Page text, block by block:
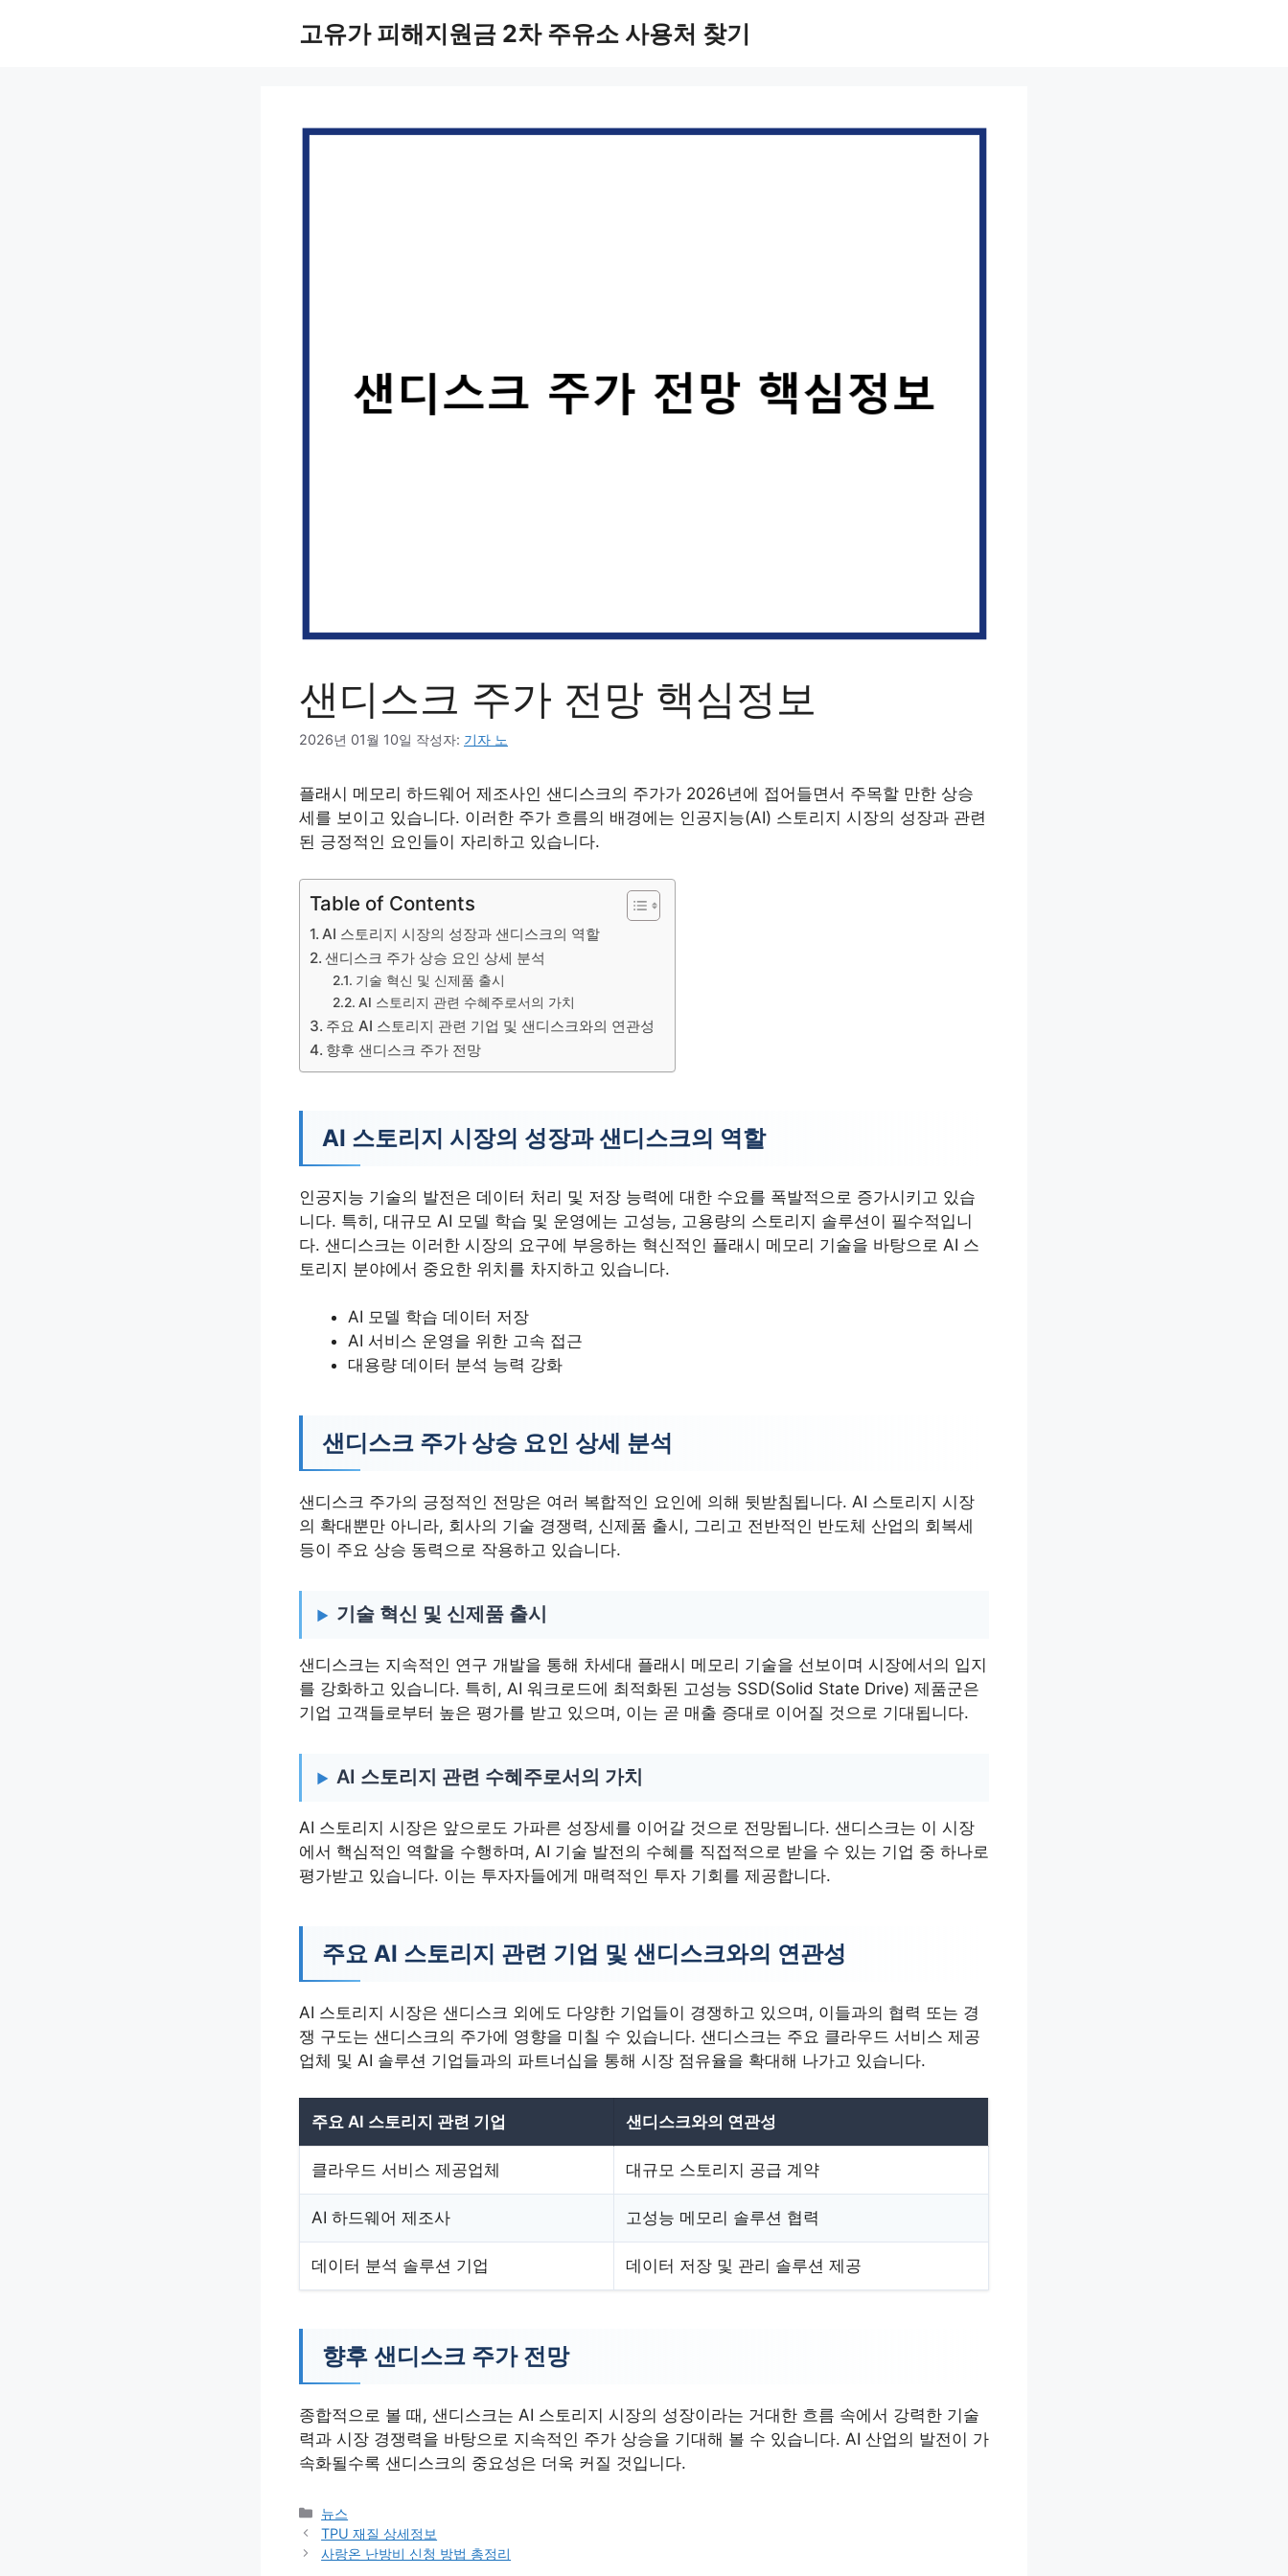
고유가 피해지원금 2차 주유소 사용처 찾기
샌디스크 주가 전망 핵심정보
2026년 01월 10일 작성자: 기자 노
플래시 메모리 하드웨어 제조사인 샌디스크의 주가가 2026년에 접어들면서 주목할 만한 상승
세를 보이고 있습니다. 이러한 주가 흐름의 배경에는 인공지능(AI) 스토리지 시장의 성장과 관련
된 긍정적인 요인들이 자리하고 있습니다.
Table of Contents
AI 스토리지 시장의 성장과 샌디스크의 역할
샌디스크 주가 상승 요인 상세 분석
기술 혁신 및 신제품 출시
AI 스토리지 관련 수혜주로서의 가치
주요 AI 스토리지 관련 기업 및 샌디스크와의 연관성
향후 샌디스크 주가 전망
AI 스토리지 시장의 성장과 샌디스크의 역할
인공지능 기술의 발전은 데이터 처리 및 저장 능력에 대한 수요를 폭발적으로 증가시키고 있습
니다. 특히, 대규모 AI 모델 학습 및 운영에는 고성능, 고용량의 스토리지 솔루션이 필수적입니
다. 샌디스크는 이러한 시장의 요구에 부응하는 혁신적인 플래시 메모리 기술을 바탕으로 AI 스
토리지 분야에서 중요한 위치를 차지하고 있습니다.
AI 모델 학습 데이터 저장
AI 서비스 운영을 위한 고속 접근
대용량 데이터 분석 능력 강화
샌디스크 주가 상승 요인 상세 분석
샌디스크 주가의 긍정적인 전망은 여러 복합적인 요인에 의해 뒷받침됩니다. AI 스토리지 시장
의 확대뿐만 아니라, 회사의 기술 경쟁력, 신제품 출시, 그리고 전반적인 반도체 산업의 회복세
등이 주요 상승 동력으로 작용하고 있습니다.
기술 혁신 및 신제품 출시
샌디스크는 지속적인 연구 개발을 통해 차세대 플래시 메모리 기술을 선보이며 시장에서의 입지
를 강화하고 있습니다. 특히, AI 워크로드에 최적화된 고성능 SSD(Solid State Drive) 제품군은
기업 고객들로부터 높은 평가를 받고 있으며, 이는 곧 매출 증대로 이어질 것으로 기대됩니다.
AI 스토리지 관련 수혜주로서의 가치
AI 스토리지 시장은 앞으로도 가파른 성장세를 이어갈 것으로 전망됩니다. 샌디스크는 이 시장
에서 핵심적인 역할을 수행하며, AI 기술 발전의 수혜를 직접적으로 받을 수 있는 기업 중 하나로
평가받고 있습니다. 이는 투자자들에게 매력적인 투자 기회를 제공합니다.
주요 AI 스토리지 관련 기업 및 샌디스크와의 연관성
AI 스토리지 시장은 샌디스크 외에도 다양한 기업들이 경쟁하고 있으며, 이들과의 협력 또는 경
쟁 구도는 샌디스크의 주가에 영향을 미칠 수 있습니다. 샌디스크는 주요 클라우드 서비스 제공
업체 및 AI 솔루션 기업들과의 파트너십을 통해 시장 점유율을 확대해 나가고 있습니다.
주요 AI 스토리지 관련 기업 샌디스크와의 연관성
클라우드 서비스 제공업체 대규모 스토리지 공급 계약
AI 하드웨어 제조사 고성능 메모리 솔루션 협력
데이터 분석 솔루션 기업 데이터 저장 및 관리 솔루션 제공
향후 샌디스크 주가 전망
종합적으로 볼 때, 샌디스크는 AI 스토리지 시장의 성장이라는 거대한 흐름 속에서 강력한 기술
력과 시장 경쟁력을 바탕으로 지속적인 주가 상승을 기대해 볼 수 있습니다. AI 산업의 발전이 가
속화될수록 샌디스크의 중요성은 더욱 커질 것입니다.
카
테
고
뉴스
TPU 재질 상세정보
사랑온 난방비 신청 방법 총정리